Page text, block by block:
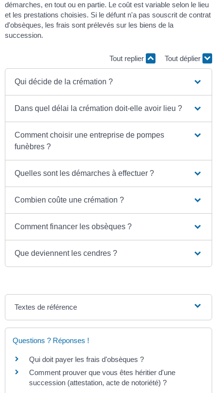
démarches, en tout ou en partie. Le coût est variable selon le lieu
et les prestations choisies. Si le défunt n'a pas souscrit de contrat
d'obsèques, les frais sont prélevés sur les biens de la
succession.
Tout replier Tout déplier
Qui décide de la crémation ?
Dans quel délai la crémation doit-elle avoir lieu ?
Comment choisir une entreprise de pompes
funèbres ?
Quelles sont les démarches à effectuer ?
Combien coûte une crémation ?
Comment financer les obsèques ?
Que deviennent les cendres ?
Textes de référence
Questions ? Réponses !
Qui doit payer les frais d'obsèques ?
Comment prouver que vous êtes héritier d'une
succession (attestation, acte de notoriété) ?